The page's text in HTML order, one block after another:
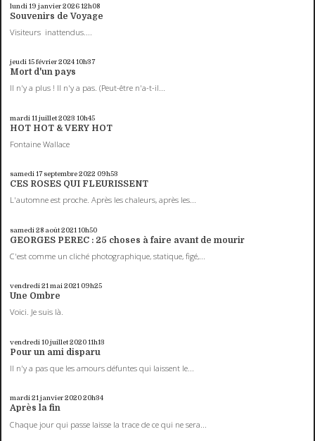
lundi 19 janvier 202612h08
Souvenirs de Voyage
Visiteurs inattendus....
jeudi 15février 202410h37
Mort d'un pays
Il n'y a plus ! Il n'y a pas. (Peut-être n'a-t-il...
mardi 11 juillet 2023 10h45
HOT HOT & VERY HOT
Fontaine Wallace
samedi 17 septembre 2022 09h53
CES ROSES QUI FLEURISSENT
L'automne est proche. Après les chaleurs, après les...
samedi 28 août 2021 10h50
GEORGES PEREC : 25 choses à faire avant de mourir
C'est comme un cliché photographique, statique, figé,...
vendredi 21mai 2021 09h25
Une Ombre
Voici. Je suis là.
vendredi 10juillet 202011h13
Pour un ami disparu
Il n'y a pas que les amours défuntes qui laissent le...
mardi 21janvier 202020h34
Après la fin
Chaque jour qui passe laisse la trace de ce qui ne sera...